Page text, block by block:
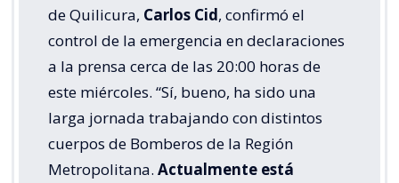
de Quilicura, Carlos Cid, confirmó el
control de la emergencia en declaraciones
a la prensa cerca de las 20:00 horas de
este miércoles. “Sí, bueno, ha sido una
larga jornada trabajando con distintos
cuerpos de Bomberos de la Región
Metropolitana. Actualmente está